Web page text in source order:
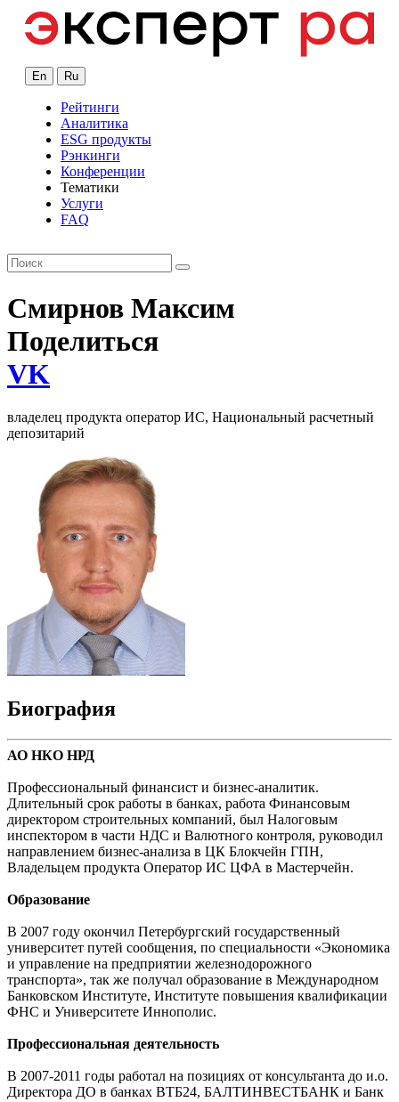
En Ru
Рейтинги
Аналитика
ESG продукты
Рэнкинги
Конференции
Тематики
Услуги
FAQ
Смирнов Максим
Поделиться
VK
владелец продукта оператор ИС, Национальный расчетный
депозитарий
Биография
АО НКО НРД
Профессиональный финансист и бизнес-аналитик.
Длительный срок работы в банках, работа Финансовым
директором строительных компаний, был Налоговым
инспектором в части НДС и Валютного контроля, руководил
направлением бизнес-анализа в ЦК Блокчейн ГПН,
Владельцем продукта Оператор ИС ЦФА в Мастерчейн.
Образование
В 2007 году окончил Петербургский государственный
университет путей сообщения, по специальности «Экономика
и управление на предприятии железнодорожного
транспорта», так же получал образование в Международном
Банковском Институте, Институте повышения квалификации
ФНС и Университете Иннополис.
Профессиональная деятельность
В 2007-2011 годы работал на позициях от консультанта до и.о.
Директора ДО в банках ВТБ24, БАЛТИНВЕСТБАНК и Банк